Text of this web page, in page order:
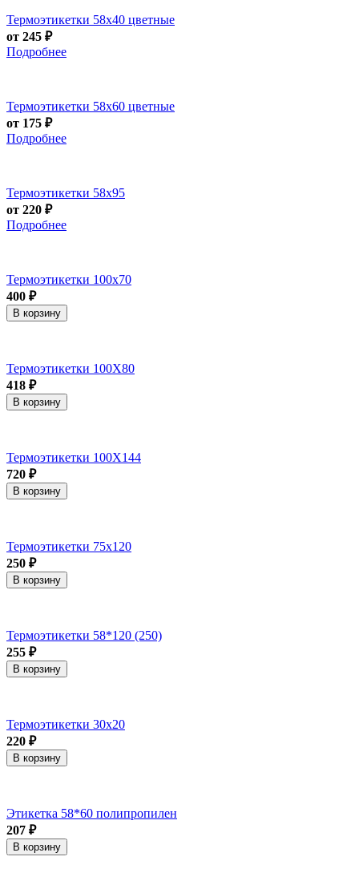
Термоэтикетки 58х40 цветные
от 245 ₽
Подробнее
Термоэтикетки 58х60 цветные
от 175 ₽
Подробнее
Термоэтикетки 58х95
от 220 ₽
Подробнее
Термоэтикетки 100х70
400 ₽
В корзину
Термоэтикетки 100Х80
418 ₽
В корзину
Термоэтикетки 100Х144
720 ₽
В корзину
Термоэтикетки 75х120
250 ₽
В корзину
Термоэтикетки 58*120 (250)
255 ₽
В корзину
Термоэтикетки 30х20
220 ₽
В корзину
Этикетка 58*60 полипропилен
207 ₽
В корзину